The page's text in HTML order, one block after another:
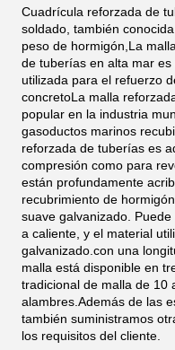
Cuadrícula reforzada de
soldado, también
peso de hormigón,La
de tuberías en alta mar
utilizada para el refuerzo
concretoLa malla
popular en la industria
gasoductos marinos
reforzada de tuberías es
compresión como para
están profundamente
recubrimiento de
suave galvanizado.
a caliente, y el material
galvanizado.con una
malla está disponible en
tradicional de malla de 10
alambres.Además de las
también suministramos
los requisitos del cliente.